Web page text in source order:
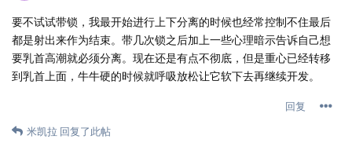
要不试试带锁，我最开始进行上下分离的时候也经常控制不住最后
都是射出来作为结束。带几次锁之后加上一些心理暗示告诉自己想
要乳首高潮就必须分离。现在还是有点不彻底，但是重心已经转移
到乳首上面，牛牛硬的时候就呼吸放松让它软下去再继续开发。
回复
米凯拉 回复了此帖